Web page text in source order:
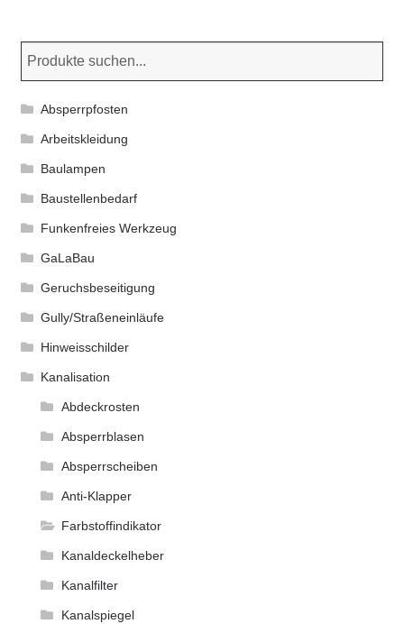
Die
Absperrpfosten
Arbeitskleidung
Baulampen
Baustellenbedarf
Funkenfreies Werkzeug
GaLaBau
Geruchsbeseitigung
Gully/Straßeneinläufe
Hinweisschilder
Kanalisation
Abdeckrosten
Absperrblasen
Absperrscheiben
Anti-Klapper
Farbstoffindikator
Kanaldeckelheber
Kanalfilter
Kanalspiegel